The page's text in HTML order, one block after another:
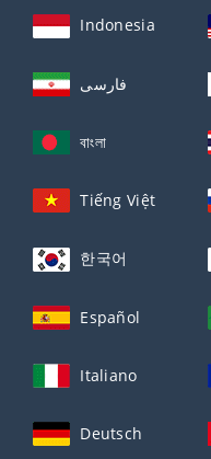
Indonesia
فارسی
বাংলা
Tiếng Việt
한국어
Español
Italiano
Deutsch